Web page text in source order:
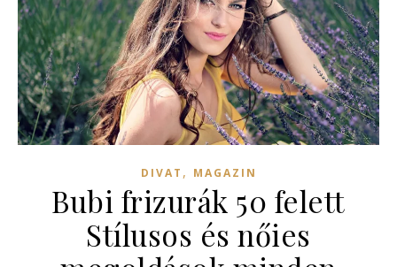
DIVAT , MAGAZIN
Bubi frizurák 50 felett
Stílusos és nőies